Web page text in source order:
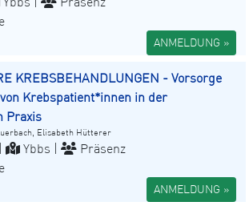
ANMELDUNG »
KREBSBEHANDLUNGEN - Vorsorge
Krebspatient*innen in der
Praxis
Elisabeth Hütterer
Ybbs |
Präsenz
ANMELDUNG »